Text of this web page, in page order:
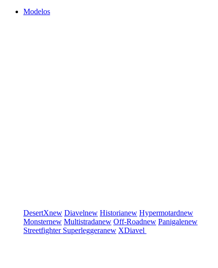
Modelos
DesertXnew Diavelnew Historianew Hypermotardnew
Monsternew Multistradanew Off-Roadnew Panigalenew
Streetfighter Superleggeranew XDiavel